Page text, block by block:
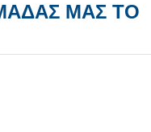
ΜΑΣ ΤΟ